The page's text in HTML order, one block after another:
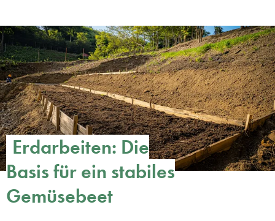
Erdarbeiten: Die
Basis für ein stabiles
Gemüsebeet